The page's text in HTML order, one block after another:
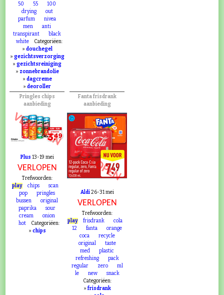
50
55
100
drying
out
parfum
nivea
men
anti
transpirant
black
white
Categoriëen:
» douchegel
» gezichtsverzorging
»gezichtsreiniging
» zonnebrandolie
» dagcreme
»deoroller
Pringles chips
aanbieding
VERLOPEN
Plus 13-19 mei
VERLOPEN
Trefwoorden:
play
chips
scan
pop
pringles
bussen
original
paprika
sour
cream
onion
hot
Categoriëen:
» chips
Fanta frisdrank
aanbieding
VERLOPEN
Aldi26-31 mei
VERLOPEN
Trefwoorden:
play
frisdrank
cola
12
fanta
orange
coca
recycle
original
taste
med
plastic
refreshing
pack
regular
zero
ml
le
new
snack
Categoriëen:
» frisdrank